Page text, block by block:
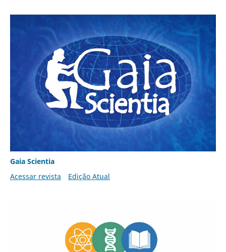
Gaia Scientia
Acessar revista
Edição Atual